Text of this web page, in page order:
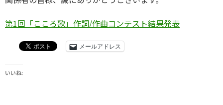
第1回「こころ歌」作詞/作曲コンテスト結果発表
メールアドレス
いいね: